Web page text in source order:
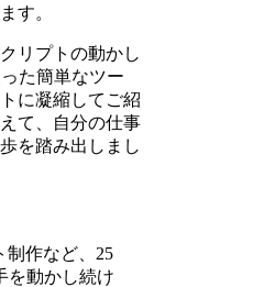
す。
リプトの動かし
た簡単なツー
に凝縮してご紹
て、自分の仕事
を踏み出しまし
制作など、25
を動かし続け